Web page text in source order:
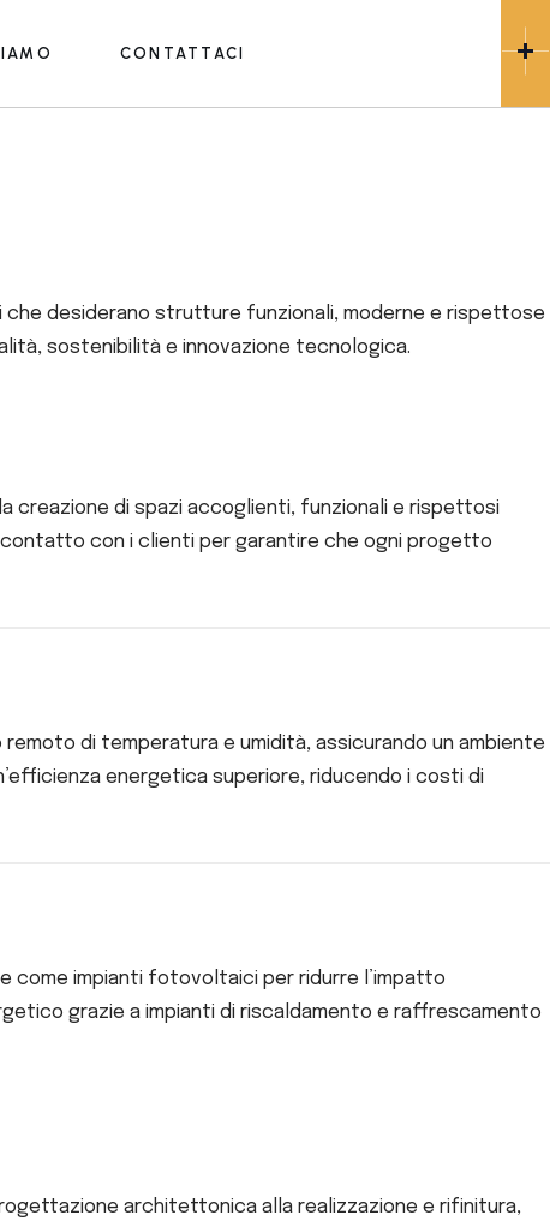
CONTATTACI
che desiderano strutture funzionali, moderne e rispettose
sostenibilità e innovazione tecnologica.
creazione di spazi accoglienti, funzionali e rispettosi
con i clienti per garantire che ogni progetto
di temperatura e umidità, assicurando un ambiente
energetica superiore, riducendo i costi di
come impianti fotovoltaici per ridurre l’impatto
grazie a impianti di riscaldamento e raffrescamento
architettonica alla realizzazione e rifinitura,